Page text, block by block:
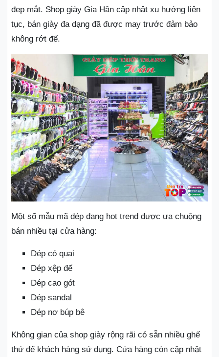
đẹp mắt. Shop giày Gia Hân cập nhật xu hướng liên
tục, bán giày đa dạng đã được may trước đảm bảo
không rớt đế.
Một số mẫu mã dép đang hot trend được ưa chuộng
bán nhiều tại cửa hàng:
Dép có quai
Dép xệp đế
Dép cao gót
Dép sandal
Dép nơ búp bê
Không gian của shop giày rộng rãi có sẵn nhiều ghế
thử để khách hàng sử dụng. Cửa hàng còn cập nhật